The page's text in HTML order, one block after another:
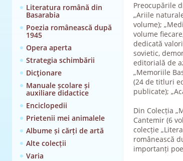
Literatura română din
Basarabia
Poezia românească după
1945
Opera aperta
Strategia schimbării
Dicţionare
Manuale școlare și
auxiliare didactice
Enciclopedii
Prietenii mei animalele
Albume și cărți de artă
Alte colecții
Varia
Preocupările
„Ariile
volume);
volume
dedicată
sovietic,
editorială de
„Memoriile
(24 de titluri
publicate);
Din Colecția
Cantemir (6
colecție
românească
importanți